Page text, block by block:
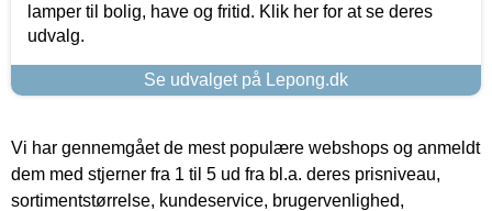
lamper til bolig, have og fritid. Klik her for at se deres
udvalg.
Se udvalget på Lepong.dk
Vi har gennemgået de mest populære webshops og anmeldt
dem med stjerner fra 1 til 5 ud fra bl.a. deres prisniveau,
sortimentstørrelse, kundeservice, brugervenlighed,